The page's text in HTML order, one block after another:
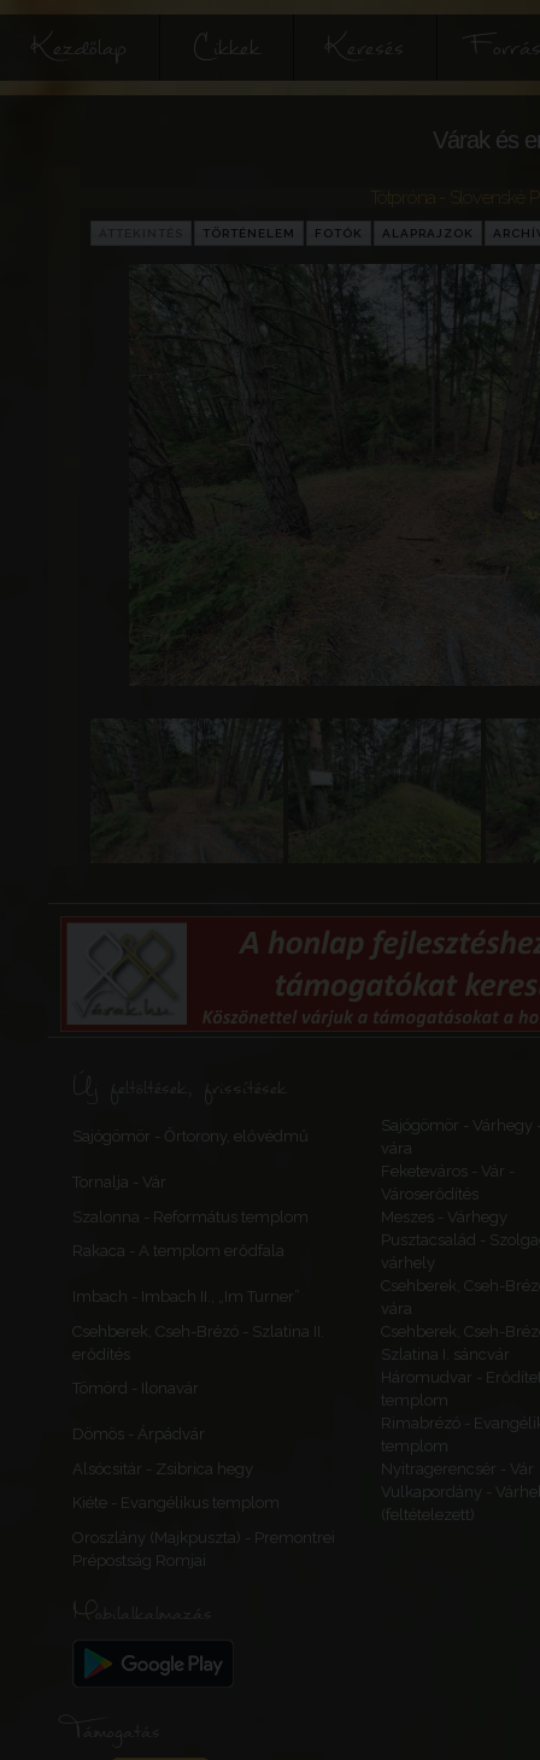
Kezdőlap Cikkek Keresés
Várak és
Tótpróna - Slovenské
TÖRTÉNELEM FOTÓK ALAPRAJZOK
Új feltöltések, frissítések
Sajógömör - Őrtorony, elővédmű
Sajógömör - Várhegy
vára
Tornalja - Vár
Feketeváros - Vár -
Városerődítés
Szalonna - Református templom
Meszes - Várhegy
Rakaca - A templom erődfala
Pusztacsalád -
várhely
Imbach - Imbach II., „Im Turner”
Csehberek, Cseh-
vára
Csehberek, Cseh-Brézó - Szlatina II.
erődítés
Csehberek, Cseh-
Szlatina I. sáncvár
Tömörd - Ilonavár
Háromudvar -
templom
Dömös - Árpádvár
Rimabrézó -
templom
Alsócsitár - Zsibrica hegy
Nyitragerencsér - Vár
Kiéte - Evangélikus templom
Vulkapordány -
(feltételezett)
Oroszlány (Majkpuszta) - Premontrei
Prépostság Romjai
Mobilalkalmazás
Támogatás